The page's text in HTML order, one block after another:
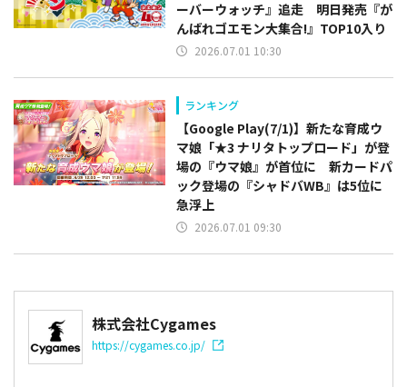
ーバーウォッチ』追走 明日発売『が
んばれゴエモン大集合!』TOP10入り
2026.07.01 10:30
ランキング
【Google Play(7/1)】新たな育成ウ
マ娘「★3 ナリタトップロード」が登
場の『ウマ娘』が首位に 新カードパ
ック登場の『シャドバWB』は5位に
急浮上
2026.07.01 09:30
株式会社Cygames
https://cygames.co.jp/